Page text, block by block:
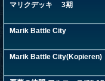
マリクデッキ 3期
Marik Battle City
Marik Battle City(Kopieren)